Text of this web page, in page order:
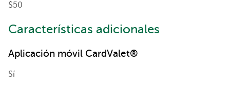
$50
Características adicionales
Aplicación móvil CardValet®
Sí